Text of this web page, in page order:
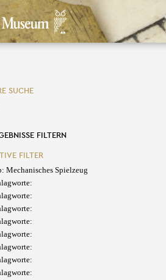
SUCHE
FILTERN
FILTER
Mechanisches Spielzeug